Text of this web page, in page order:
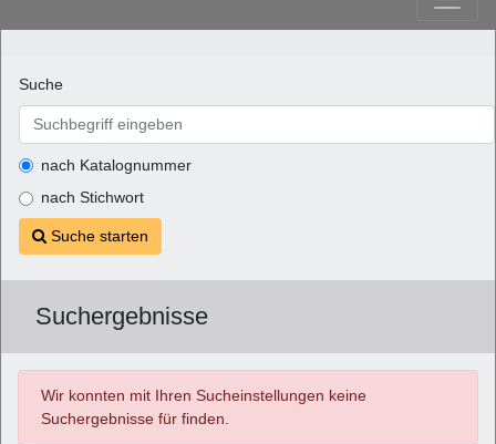
Suche
nach Katalognummer
nach Stichwort
Suche starten
Suchergebnisse
Wir konnten mit Ihren Sucheinstellungen keine
Suchergebnisse für finden.